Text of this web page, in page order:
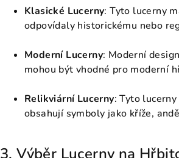
Klasické Lucerny: Tyto lucerny
odpovídaly historickému nebo
Moderní Lucerny: Moderní
mohou být vhodné pro moderní
Relikviární Lucerny: Tyto
obsahují symboly jako kříže,
3. Výběr Lucerny na